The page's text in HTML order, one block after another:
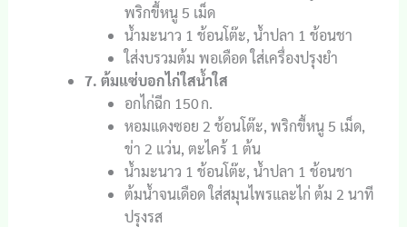
พริกขี้หนู 5 เม็ด
น้ำมะนาว 1 ช้อนโต๊ะ, น้ำปลา 1 ช้อนชา
ใส่งบรวมต้ม พอเดือด ใส่เครื่องปรุงยำ
7. ต้มแซ่บอกไก่ใสน้ำใส
อกไก่ฉีก 150 ก.
หอมแดงซอย 2 ช้อนโต๊ะ, พริกขี้หนู 5 เม็ด,
ข่า 2 แว่น, ตะไคร้ 1 ต้น
น้ำมะนาว 1 ช้อนโต๊ะ, น้ำปลา 1 ช้อนชา
ต้มน้ำจนเดือด ใส่สมุนไพรและไก่ ต้ม 2 นาที
ปรุงรส